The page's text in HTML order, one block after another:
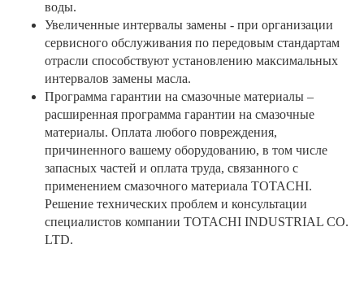
воды.
Увеличенные интервалы замены - при организации
сервисного обслуживания по передовым стандартам
отрасли способствуют установлению максимальных
интервалов замены масла.
Программа гарантии на смазочные материалы –
расширенная программа гарантии на смазочные
материалы. Оплата любого повреждения,
причиненного вашему оборудованию, в том числе
запасных частей и оплата труда, связанного с
применением смазочного материала TOTACHI.
Решение технических проблем и консультации
специалистов компании TOTACHI INDUSTRIAL CO.
LTD.